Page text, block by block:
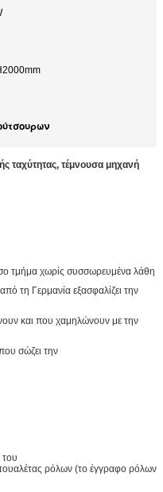
ταχύτητας, τέμνουσα μηχανή
τμήμα χωρίς συσσωρευμένα λάθη
τη Γερμανία εξασφαλίζει την
και που χαμηλώνουν με την
σώζει την
του
ρόλων (το έγγραφο ρόλων